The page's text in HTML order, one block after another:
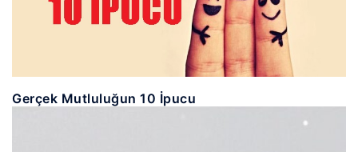
Gerçek Mutluluğun 10 İpucu